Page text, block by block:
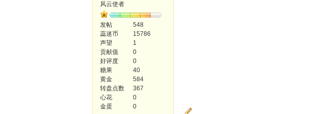
风云使者
发帖
548
蕊迷币
15786
声望
1
贡献值
0
好评度
0
糖果
40
黄金
584
转盘点数
367
心花
0
金蛋
0